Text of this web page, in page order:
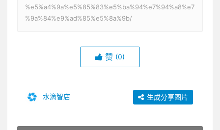
%e5%a4%9a%e5%85%83%e5%ba%94%e7%94%a8%e7
%9a%84%e9%ad%85%e5%8a%9b/
赞 (0)
水滴智店 生成分享图片